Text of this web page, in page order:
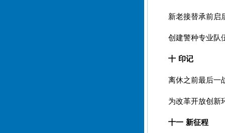
新老接替承前启
创建警种专业队
十 印记
离休之前最后一
为改革开放创新
十一 新征程